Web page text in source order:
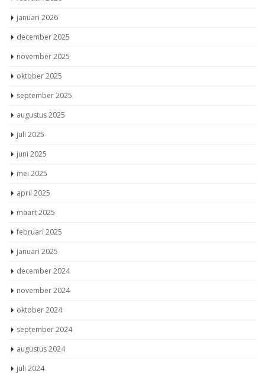
januari 2026
december 2025
november 2025
oktober 2025
september 2025
augustus 2025
juli 2025
juni 2025
mei 2025
april 2025
maart 2025
februari 2025
januari 2025
december 2024
november 2024
oktober 2024
september 2024
augustus 2024
juli 2024